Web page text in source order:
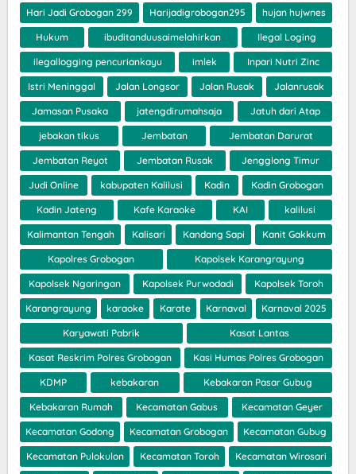
Hari Jadi Grobogan 299 Harijadigrobogan295 hujan hujwnes
Hukum ibuditanduusaimelahirkan Ilegal Loging
ilegallogging pencuriankayu imlek Inpari Nutri Zinc
Istri Meninggal Jalan Longsor Jalan Rusak Jalanrusak
Jamasan Pusaka jatengdirumahsaja Jatuh dari Atap
jebakan tikus Jembatan Jembatan Darurat
Jembatan Reyot Jembatan Rusak Jengglong Timur
Judi Online kabupaten Kalilusi Kadin Kadin Grobogan
Kadin Jateng Kafe Karaoke KAI kalilusi
Kalimantan Tengah Kalisari Kandang Sapi Kanit Gakkum
Kapolres Grobogan Kapolsek Karangrayung
Kapolsek Ngaringan Kapolsek Purwodadi Kapolsek Toroh
Karangrayung karaoke Karate Karnaval Karnaval 2025
Karyawati Pabrik Kasat Lantas
Kasat Reskrim Polres Grobogan Kasi Humas Polres Grobogan
KDMP kebakaran Kebakaran Pasar Gubug
Kebakaran Rumah Kecamatan Gabus Kecamatan Geyer
Kecamatan Godong Kecamatan Grobogan Kecamatan Gubug
Kecamatan Pulokulon Kecamatan Toroh Kecamatan Wirosari